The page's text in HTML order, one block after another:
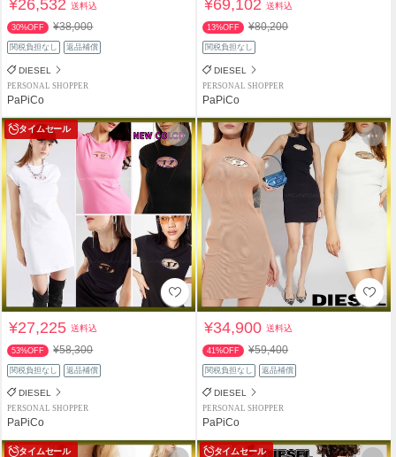
¥26,532送料込
30%OFF ¥38,000
関税負担なし 返品補償
DIESEL
PERSONAL SHOPPER
PaPiCo
¥69,102送料込
13%OFF ¥80,200
関税負担なし
DIESEL
PERSONAL SHOPPER
PaPiCo
タイムセール
¥27,225送料込
53%OFF ¥58,300
関税負担なし 返品補償
DIESEL
PERSONAL SHOPPER
PaPiCo
¥34,900送料込
41%OFF ¥59,400
関税負担なし 返品補償
DIESEL
PERSONAL SHOPPER
PaPiCo
タイムセール タイムセール